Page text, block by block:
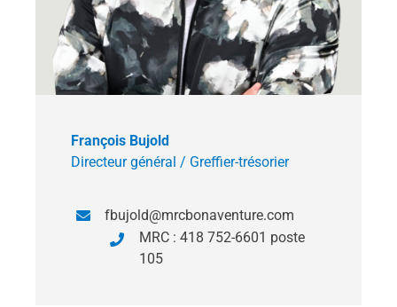
François Bujold
Directeur général / Greffier-trésorier
fbujold@mrcbonaventure.com
MRC : 418 752-6601 poste
105